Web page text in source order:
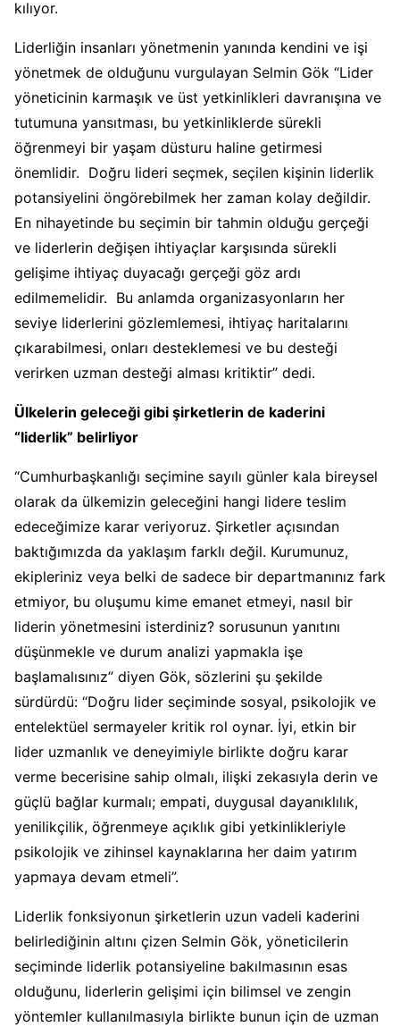
kılıyor.
Liderliğin insanları yönetmenin yanında kendini ve işi
yönetmek de olduğunu vurgulayan Selmin Gök “Lider
yöneticinin karmaşık ve üst yetkinlikleri davranışına ve
tutumuna yansıtması, bu yetkinliklerde sürekli
öğrenmeyi bir yaşam düsturu haline getirmesi
önemlidir. Doğru lideri seçmek, seçilen kişinin liderlik
potansiyelini öngörebilmek her zaman kolay değildir.
En nihayetinde bu seçimin bir tahmin olduğu gerçeği
ve liderlerin değişen ihtiyaçlar karşısında sürekli
gelişime ihtiyaç duyacağı gerçeği göz ardı
edilmemelidir. Bu anlamda organizasyonların her
seviye liderlerini gözlemlemesi, ihtiyaç haritalarını
çıkarabilmesi, onları desteklemesi ve bu desteği
verirken uzman desteği alması kritiktir” dedi.
Ülkelerin geleceği gibi şirketlerin de kaderini
“liderlik” belirliyor
“Cumhurbaşkanlığı seçimine sayılı günler kala bireysel
olarak da ülkemizin geleceğini hangi lidere teslim
edeceğimize karar veriyoruz. Şirketler açısından
baktığımızda da yaklaşım farklı değil. Kurumunuz,
ekipleriniz veya belki de sadece bir departmanınız fark
etmiyor, bu oluşumu kime emanet etmeyi, nasıl bir
liderin yönetmesini isterdiniz? sorusunun yanıtını
düşünmekle ve durum analizi yapmakla işe
başlamalısınız” diyen Gök, sözlerini şu şekilde
sürdürdü: “Doğru lider seçiminde sosyal, psikolojik ve
entelektüel sermayeler kritik rol oynar. İyi, etkin bir
lider uzmanlık ve deneyimiyle birlikte doğru karar
verme becerisine sahip olmalı, ilişki zekasıyla derin ve
güçlü bağlar kurmalı; empati, duygusal dayanıklılık,
yenilikçilik, öğrenmeye açıklık gibi yetkinlikleriyle
psikolojik ve zihinsel kaynaklarına her daim yatırım
yapmaya devam etmeli”.
Liderlik fonksiyonun şirketlerin uzun vadeli kaderini
belirlediğinin altını çizen Selmin Gök, yöneticilerin
seçiminde liderlik potansiyeline bakılmasının esas
olduğunu, liderlerin gelişimi için bilimsel ve zengin
yöntemler kullanılmasıyla birlikte bunun için de uzman